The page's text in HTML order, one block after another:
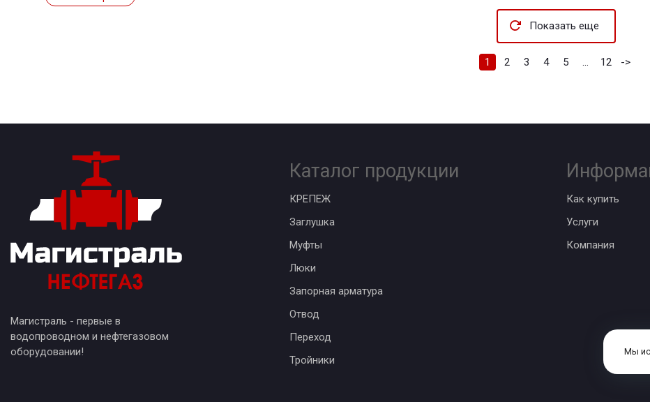
Показать еще
1 2 3 4 5 ... 12 ->
Магистраль - первые в
водопроводном и нефтегазовом
оборудовании!
Каталог продукции
КРЕПЕЖ
Заглушка
Муфты
Люки
Запорная арматура
Отвод
Переход
Тройники
Как купить
Услуги
Компания
Мы